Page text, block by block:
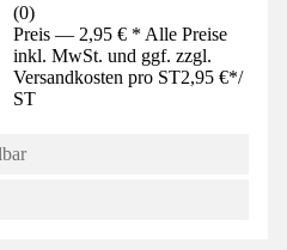
(0)
Preis — 2,95 € * Alle Preise
inkl. MwSt. und ggf. zzgl.
Versandkosten pro ST2,95 €*/
ST